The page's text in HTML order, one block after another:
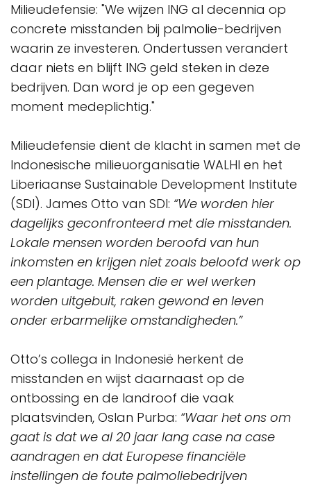
Milieudefensie: "We wijzen ING al decennia op
concrete misstanden bij palmolie-bedrijven
waarin ze investeren. Ondertussen verandert
daar niets en blijft ING geld steken in deze
bedrijven. Dan word je op een gegeven
moment medeplichtig."
Milieudefensie dient de klacht in samen met de
Indonesische milieuorganisatie WALHI en het
Liberiaanse Sustainable Development Institute
(SDI). James Otto van SDI: “We worden hier
dagelijks geconfronteerd met die misstanden.
Lokale mensen worden beroofd van hun
inkomsten en krijgen niet zoals beloofd werk op
een plantage. Mensen die er wel werken
worden uitgebuit, raken gewond en leven
onder erbarmelijke omstandigheden.”
Otto’s collega in Indonesië herkent de
misstanden en wijst daarnaast op de
ontbossing en de landroof die vaak
plaatsvinden, Oslan Purba: “Waar het ons om
gaat is dat we al 20 jaar lang case na case
aandragen en dat Europese financiële
instellingen de foute palmoliebedrijven